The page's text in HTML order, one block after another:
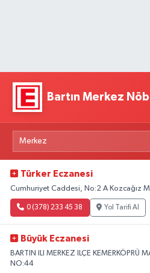
Bartın Merkez
Türker Eczanesi
Cumhuriyet Caddesi, No:2 A Kozcağız
0 (378) 233 45 38 Yol Tarifi Al
Büyük Eczanesi
BARTIN ILI MERKEZ ILÇE KEMERKÖPRÜ
NO:44